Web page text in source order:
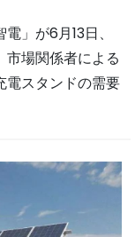
」が6月13日、
市場関係者による
電スタンドの需要